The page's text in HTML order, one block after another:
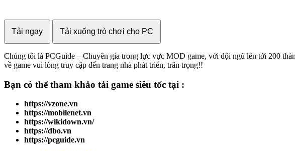
Tải ngay Tải xuống trò chơi cho PC
Chúng tôi là PCGuide – Chuyên gia trong lực vực MOD game, với đội ngũ lên tới 200
về game vui lòng truy cập đến trang nhà phát triển, trân trọng!!
Bạn có thể tham khảo tải game siêu tốc tại :
https://vzone.vn
https://mobilenet.vn
https://wikidown.vn/
https://dbo.vn
https://pcguide.vn